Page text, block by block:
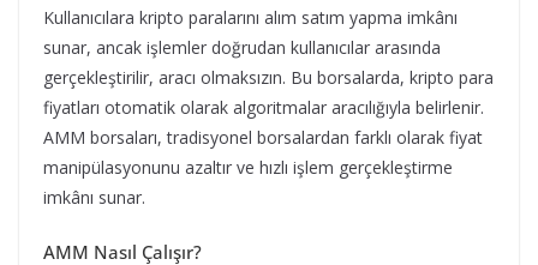
Kullanıcılara kripto paralarını alım satım yapma imkânı
sunar, ancak işlemler doğrudan kullanıcılar arasında
gerçekleştirilir, aracı olmaksızın. Bu borsalarda, kripto para
fiyatları otomatik olarak algoritmalar aracılığıyla belirlenir.
AMM borsaları, tradisyonel borsalardan farklı olarak fiyat
manipülasyonunu azaltır ve hızlı işlem gerçekleştirme
imkânı sunar.
AMM Nasıl Çalışır?